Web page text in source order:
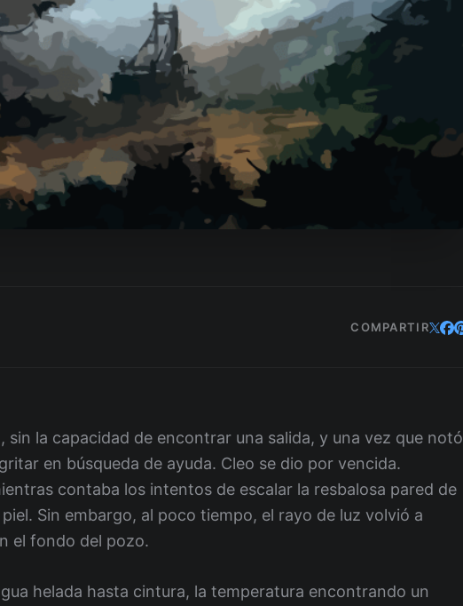
COMPARTIR
la capacidad de encontrar una salida, y una vez que notó
en búsqueda de ayuda. Cleo se dio por vencida.
contaba los intentos de escalar la resbalosa pared de
Sin embargo, al poco tiempo, el rayo de luz volvió a
el fondo del pozo.
helada hasta cintura, la temperatura encontrando un